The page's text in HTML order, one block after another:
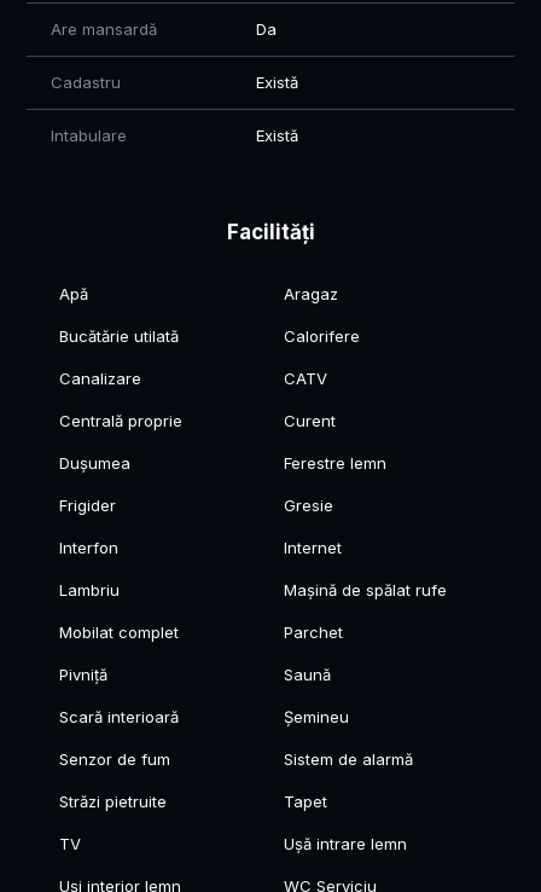
Are mansardă Da
Cadastru Există
Intabulare Există
Facilități
Apă Aragaz
Bucătărie utilată Calorifere
Canalizare CATV
Centrală proprie Curent
Dușumea Ferestre lemn
Frigider Gresie
Interfon Internet
Lambriu Mașină de spălat rufe
Mobilat complet Parchet
Pivniță Saună
Scară interioară Șemineu
Senzor de fum Sistem de alarmă
Străzi pietruite Tapet
TV Ușă intrare lemn
Uși interior lemn WC Serviciu